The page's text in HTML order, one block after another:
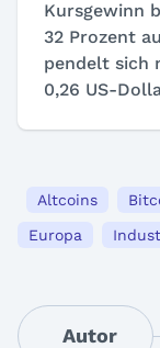
Kursgewinn
32 Prozent
pendelt sich
0,26 US-
Altcoins
Europa
Autor